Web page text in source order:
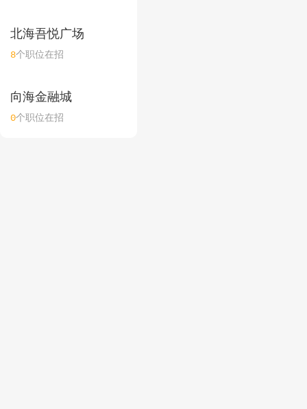
北海吾悦广场
8个职位在招
向海金融城
0个职位在招